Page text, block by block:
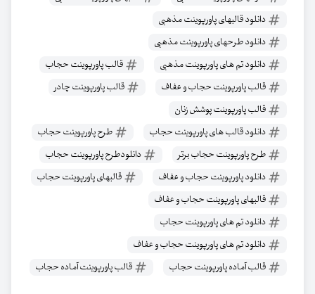
دانلود قالبهای پاورپوینت مذهبی
دانلود طرحهای پاورپوینت مذهبی
دانلود تم های پاورپوینت مذهبی
قالب پاورپوینت حجاب
قالب پاورپوینت حجاب و عفاف
قالب پاورپوینت چادر
قالب پاورپوینت پوشش زنان
دانلود قالب های پاورپوینت حجاب
طرح پاورپوینت حجاب
طرح پاورپوینت حجاب برتر
دانلودطرح پاورپوینت حجاب
دانلود پاورپوینت حجاب و عفاف
قالبهای پاورپوینت حجاب
قالبهای پاورپوینت حجاب و عفاف
دانلود تم های پاورپوینت حجاب
دانلود تم های پاورپوینت حجاب و عفاف
قالب آماده پاورپوینت حجاب
قالب پاورپوینت آماده حجاب